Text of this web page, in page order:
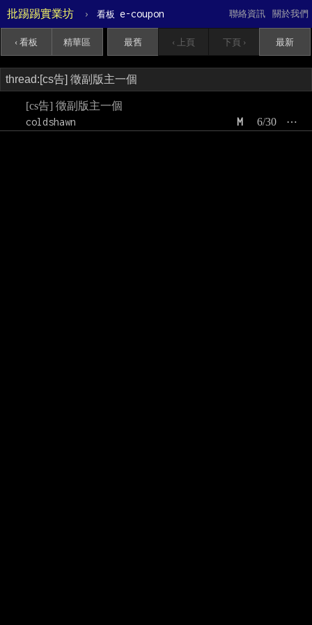
批踢踢實業坊 › 看板 e-coupon 關於我們
聯絡資訊
‹ 看板 精華區 最舊 ‹ 上頁 下頁 › 最新
[cs告] 徵副版主一個
coldshawn
⋯
6/30
M